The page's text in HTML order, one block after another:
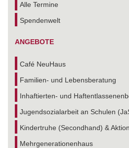
Alle Termine
Spendenwelt
ANGEBOTE
Café NeuHaus
Familien- und Lebensberatung
Inhaftierten- und
Jugendsozialarbeit an Schulen
Kindertruhe (Secondhand) &
Mehrgenerationenhaus